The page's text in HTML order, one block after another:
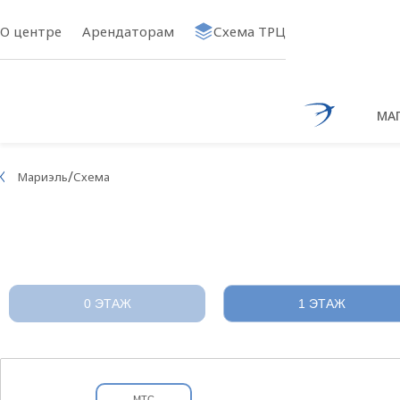
О центре Арендаторам Схема ТРЦ
Ссылка на
Мариэль/Схема
0 ЭТАЖ 1 ЭТАЖ